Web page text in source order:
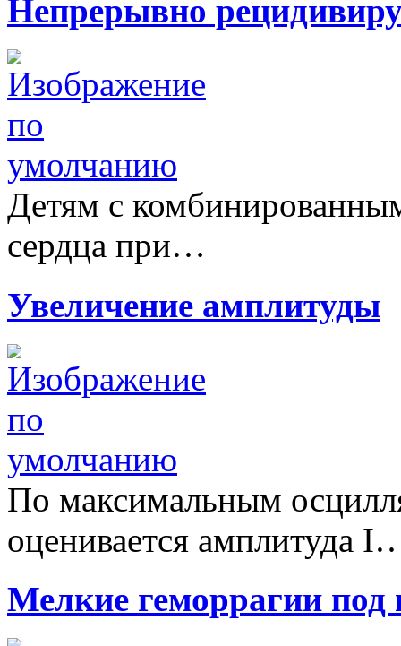
Непрерывно
Детям с
сердца при…
Увеличение амплитуды
По максимальным
оценивается амплитуда
Мелкие геморрагии под